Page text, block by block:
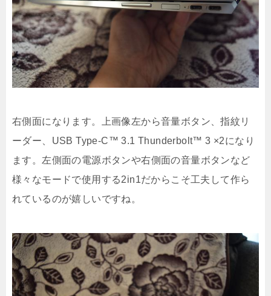
右側面になります。上画像左から音量ボタン、指紋リ
ーダー、USB Type-C™ 3.1 Thunderbolt™ 3 ×2になり
ます。左側面の電源ボタンや右側面の音量ボタンなど
様々なモードで使用する2in1だからこそ工夫して作ら
れているのが嬉しいですね。